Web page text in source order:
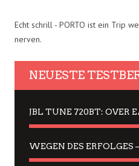
Echt schrill - PORTO ist ein Trip
nerven.
NEUESTE